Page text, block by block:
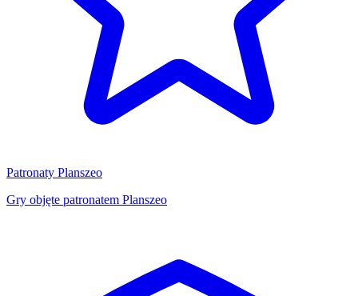
Patronaty Planszeo
Gry objęte patronatem Planszeo